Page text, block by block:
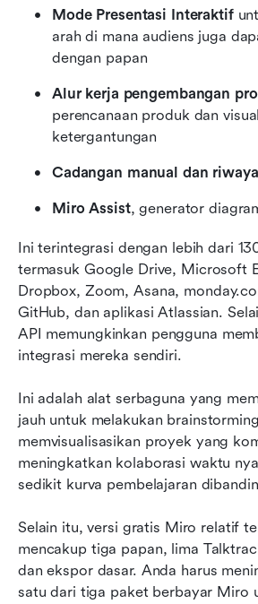
Mode Presentasi Interaktif
arah di mana audiens juga
dengan papan
Alur kerja pengembangan
perencanaan produk dan
ketergantungan
Cadangan manual dan
Miro Assist, generator
Ini terintegrasi dengan lebih dari
termasuk Google Drive, Microsoft
Dropbox, Zoom, Asana,
GitHub, dan aplikasi Atlassian.
API memungkinkan pengguna
integrasi mereka sendiri.
Ini adalah alat serbaguna yang
jauh untuk melakukan
memvisualisasikan proyek yang
meningkatkan kolaborasi waktu
sedikit kurva pembelajaran
Selain itu, versi gratis Miro relatif
mencakup tiga papan, lima
dan ekspor dasar. Anda harus
satu dari tiga paket berbayar Miro